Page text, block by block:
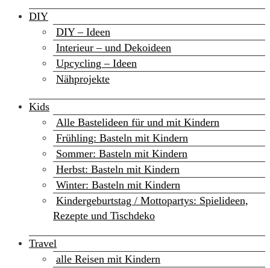
DIY
DIY – Ideen
Interieur – und Dekoideen
Upcycling – Ideen
Nähprojekte
Kids
Alle Bastelideen für und mit Kindern
Frühling: Basteln mit Kindern
Sommer: Basteln mit Kindern
Herbst: Basteln mit Kindern
Winter: Basteln mit Kindern
Kindergeburtstag / Mottopartys: Spielideen,
Rezepte und Tischdeko
Travel
alle Reisen mit Kindern